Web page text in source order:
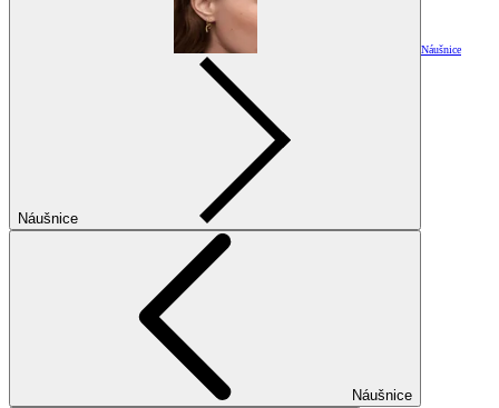
Náušnice
Náušnice
Náušnice